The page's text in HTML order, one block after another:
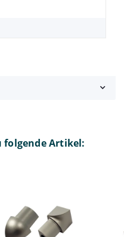
folgende Artikel: